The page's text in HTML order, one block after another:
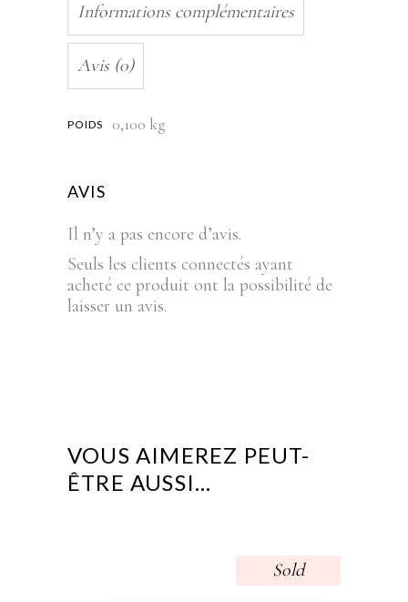
Informations complémentaires
Avis (0)
POIDS 0,100 kg
AVIS
Il n’y a pas encore d’avis.
Seuls les clients connectés ayant
acheté ce produit ont la possibilité de
laisser un avis.
VOUS AIMEREZ PEUT-
ÊTRE AUSSI…
Sold